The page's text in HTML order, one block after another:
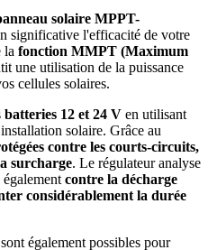
solaire MPPT-
significative l'efficacité de votre
la fonction MMPT (Maximum
une utilisation de la puissance
cellules solaires.
batteries 12 et 24 V en utilisant
solaire. Grâce au
contre les courts-circuits,
surcharge. Le régulateur analyse
contre la décharge
considérablement la durée
également possibles pour